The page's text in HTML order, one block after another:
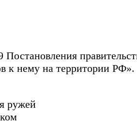
Постановления
к нему на территории РФ».
ружей